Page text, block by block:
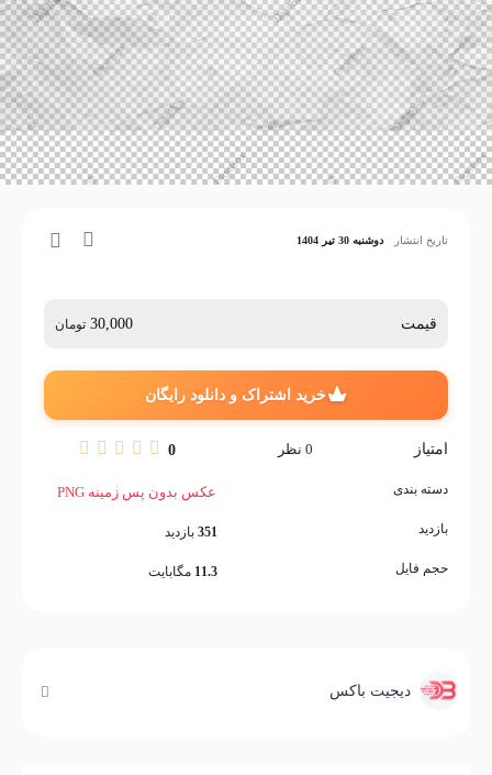
تاریخ انتشار دوشنبه 30 تیر 1404
قیمت 30,000 تومان
خرید اشتراک و دانلود رایگان
امتیاز 0 نظر 0
دسته بندی
بازدید
حجم فایل
عکس بدون پس زمینه PNG
351 بازدید
11.3 مگابایت
دیجیت باکس